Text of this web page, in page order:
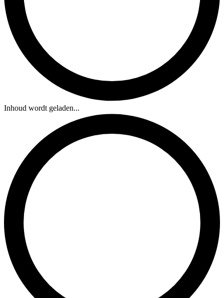
Inhoud wordt geladen...